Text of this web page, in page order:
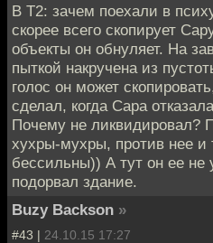
В Т2: зачем поехали в
скорее всего скопирует
объекты он обнуляет. На
пыткой накручена из
голос он может
сделал, когда Сара
Почему не ликвидировал?
хухры-мухры, против нее и
бессильны)) А тут он ее
подорвал здание.
Buzy Backson »
#43 | 24.10.15 17:27